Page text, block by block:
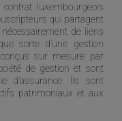
contrat luxembourgeois
qui partagent
de liens
sorte d’une gestion
sur mesure par
de gestion et sont
d’assurance. Ils sont
patrimoniaux et aux